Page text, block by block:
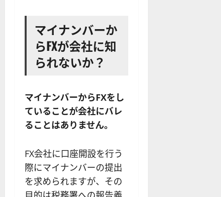
マイナンバーか
らFXが会社に知
られないか？
マイナンバーからFXをし
ていることが会社にバレ
ることはありません。
FX会社に口座開設を行う
際にマイナンバーの提出
を求められますが、その